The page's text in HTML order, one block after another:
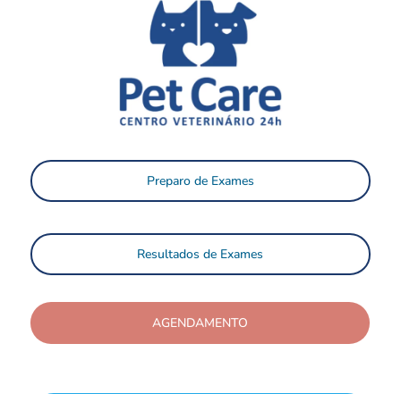
Preparo de Exames
Resultados de Exames
AGENDAMENTO